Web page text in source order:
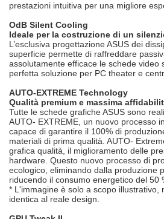
prestazioni intuitiva per una migliore
OdB Silent Cooling
Ideale per la costruzione di un
L’esclusiva progettazione ASUS dei
superficie permette di raffreddare
assolutamente efficace le schede video
perfetta soluzione per PC theater e
AUTO-EXTREME Technology
Qualità premium e massima
Tutte le schede grafiche ASUS sono
AUTO- EXTREME, un nuovo processo
capace di garantire il 100% di
materiali di prima qualità. AUTO-
grafica qualità, il miglioramento delle
hardware. Questo nuovo processo di
ecologico, eliminando dalla produzione
riducendo il consumo energetico del 50
* L'immagine è solo a scopo illustrativo,
identica al reale design.